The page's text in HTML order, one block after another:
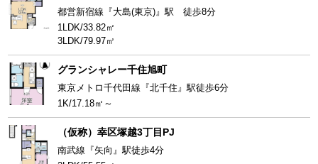
都営新宿線『大島(東京)』駅 徒歩8分
1LDK/33.82㎡
3LDK/79.97㎡
グランシャレー千住旭町
東京メトロ千代田線『北千住』駅徒歩6分
1K/17.18㎡～
（仮称）幸区塚越3丁目PJ
南武線『矢向』駅徒歩4分